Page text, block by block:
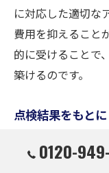
に対応した適切な
費用を抑えること
的に受けることで
築けるのです。
点検結果をもと
プロによる外壁
ス計画を立てる
0120-